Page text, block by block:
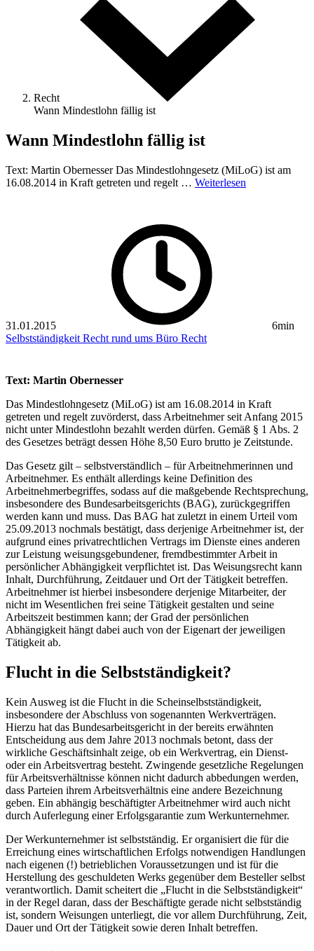
Recht
Wann Mindestlohn fällig ist
Wann Mindestlohn fällig ist
Text: Martin Obernesser Das Mindestlohngesetz (MiLoG) ist am
16.08.2014 in Kraft getreten und regelt … Weiterlesen
31.01.2015
6min
Selbstständigkeit Recht rund ums Büro Recht
Text: Martin Obernesser
Das Mindestlohngesetz (MiLoG) ist am 16.08.2014 in Kraft
getreten und regelt zuvörderst, dass Arbeitnehmer seit Anfang 2015
nicht unter Mindestlohn bezahlt werden dürfen. Gemäß § 1 Abs. 2
des Gesetzes beträgt dessen Höhe 8,50 Euro brutto je Zeitstunde.
Das Gesetz gilt – selbstverständlich – für Arbeitnehmerinnen und
Arbeitnehmer. Es enthält allerdings keine Definition des
Arbeitnehmerbegriffes, sodass auf die maßgebende Rechtsprechung,
insbesondere des Bundesarbeitsgerichts (BAG), zurückgegriffen
werden kann und muss. Das BAG hat zuletzt in einem Urteil vom
25.09.2013 nochmals bestätigt, dass derjenige Arbeitnehmer ist, der
aufgrund eines privatrechtlichen Vertrags im Dienste eines anderen
zur Leistung weisungsgebundener, fremdbestimmter Arbeit in
persönlicher Abhängigkeit verpflichtet ist. Das Weisungsrecht kann
Inhalt, Durchführung, Zeitdauer und Ort der Tätigkeit betreffen.
Arbeitnehmer ist hierbei insbesondere derjenige Mitarbeiter, der
nicht im Wesentlichen frei seine Tätigkeit gestalten und seine
Arbeitszeit bestimmen kann; der Grad der persönlichen
Abhängigkeit hängt dabei auch von der Eigenart der jeweiligen
Tätigkeit ab.
Flucht in die Selbstständigkeit?
Kein Ausweg ist die Flucht in die Scheinselbstständigkeit,
insbesondere der Abschluss von sogenannten Werkverträgen.
Hierzu hat das Bundesarbeitsgericht in der bereits erwähnten
Entscheidung aus dem Jahre 2013 nochmals betont, dass der
wirkliche Geschäftsinhalt zeige, ob ein Werkvertrag, ein Dienst-
oder ein Arbeitsvertrag besteht. Zwingende gesetzliche Regelungen
für Arbeitsverhältnisse können nicht dadurch abbedungen werden,
dass Parteien ihrem Arbeitsverhältnis eine andere Bezeichnung
geben. Ein abhängig beschäftigter Arbeitnehmer wird auch nicht
durch Auferlegung einer Erfolgsgarantie zum Werkunternehmer.
Der Werkunternehmer ist selbstständig. Er organisiert die für die
Erreichung eines wirtschaftlichen Erfolgs notwendigen Handlungen
nach eigenen (!) betrieblichen Voraussetzungen und ist für die
Herstellung des geschuldeten Werks gegenüber dem Besteller selbst
verantwortlich. Damit scheitert die „Flucht in die Selbstständigkeit“
in der Regel daran, dass der Beschäftigte gerade nicht selbstständig
ist, sondern Weisungen unterliegt, die vor allem Durchführung, Zeit,
Dauer und Ort der Tätigkeit sowie deren Inhalt betreffen.